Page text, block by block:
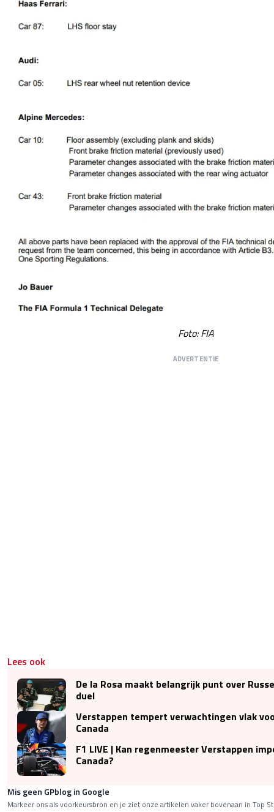
Foto: FIA
ADVERTENTIE
Lees ook
De la Rosa maakt belangrijk punt over
duel
Verstappen tempert verwachtingen vlak
Canada
F1 LIVE | Kan regenmeester Verstappen
Canada?
Mis geen GPblog in Google
Markeer ons als voorkeursbron en je ziet onze artikelen vaker bovenaan in Top